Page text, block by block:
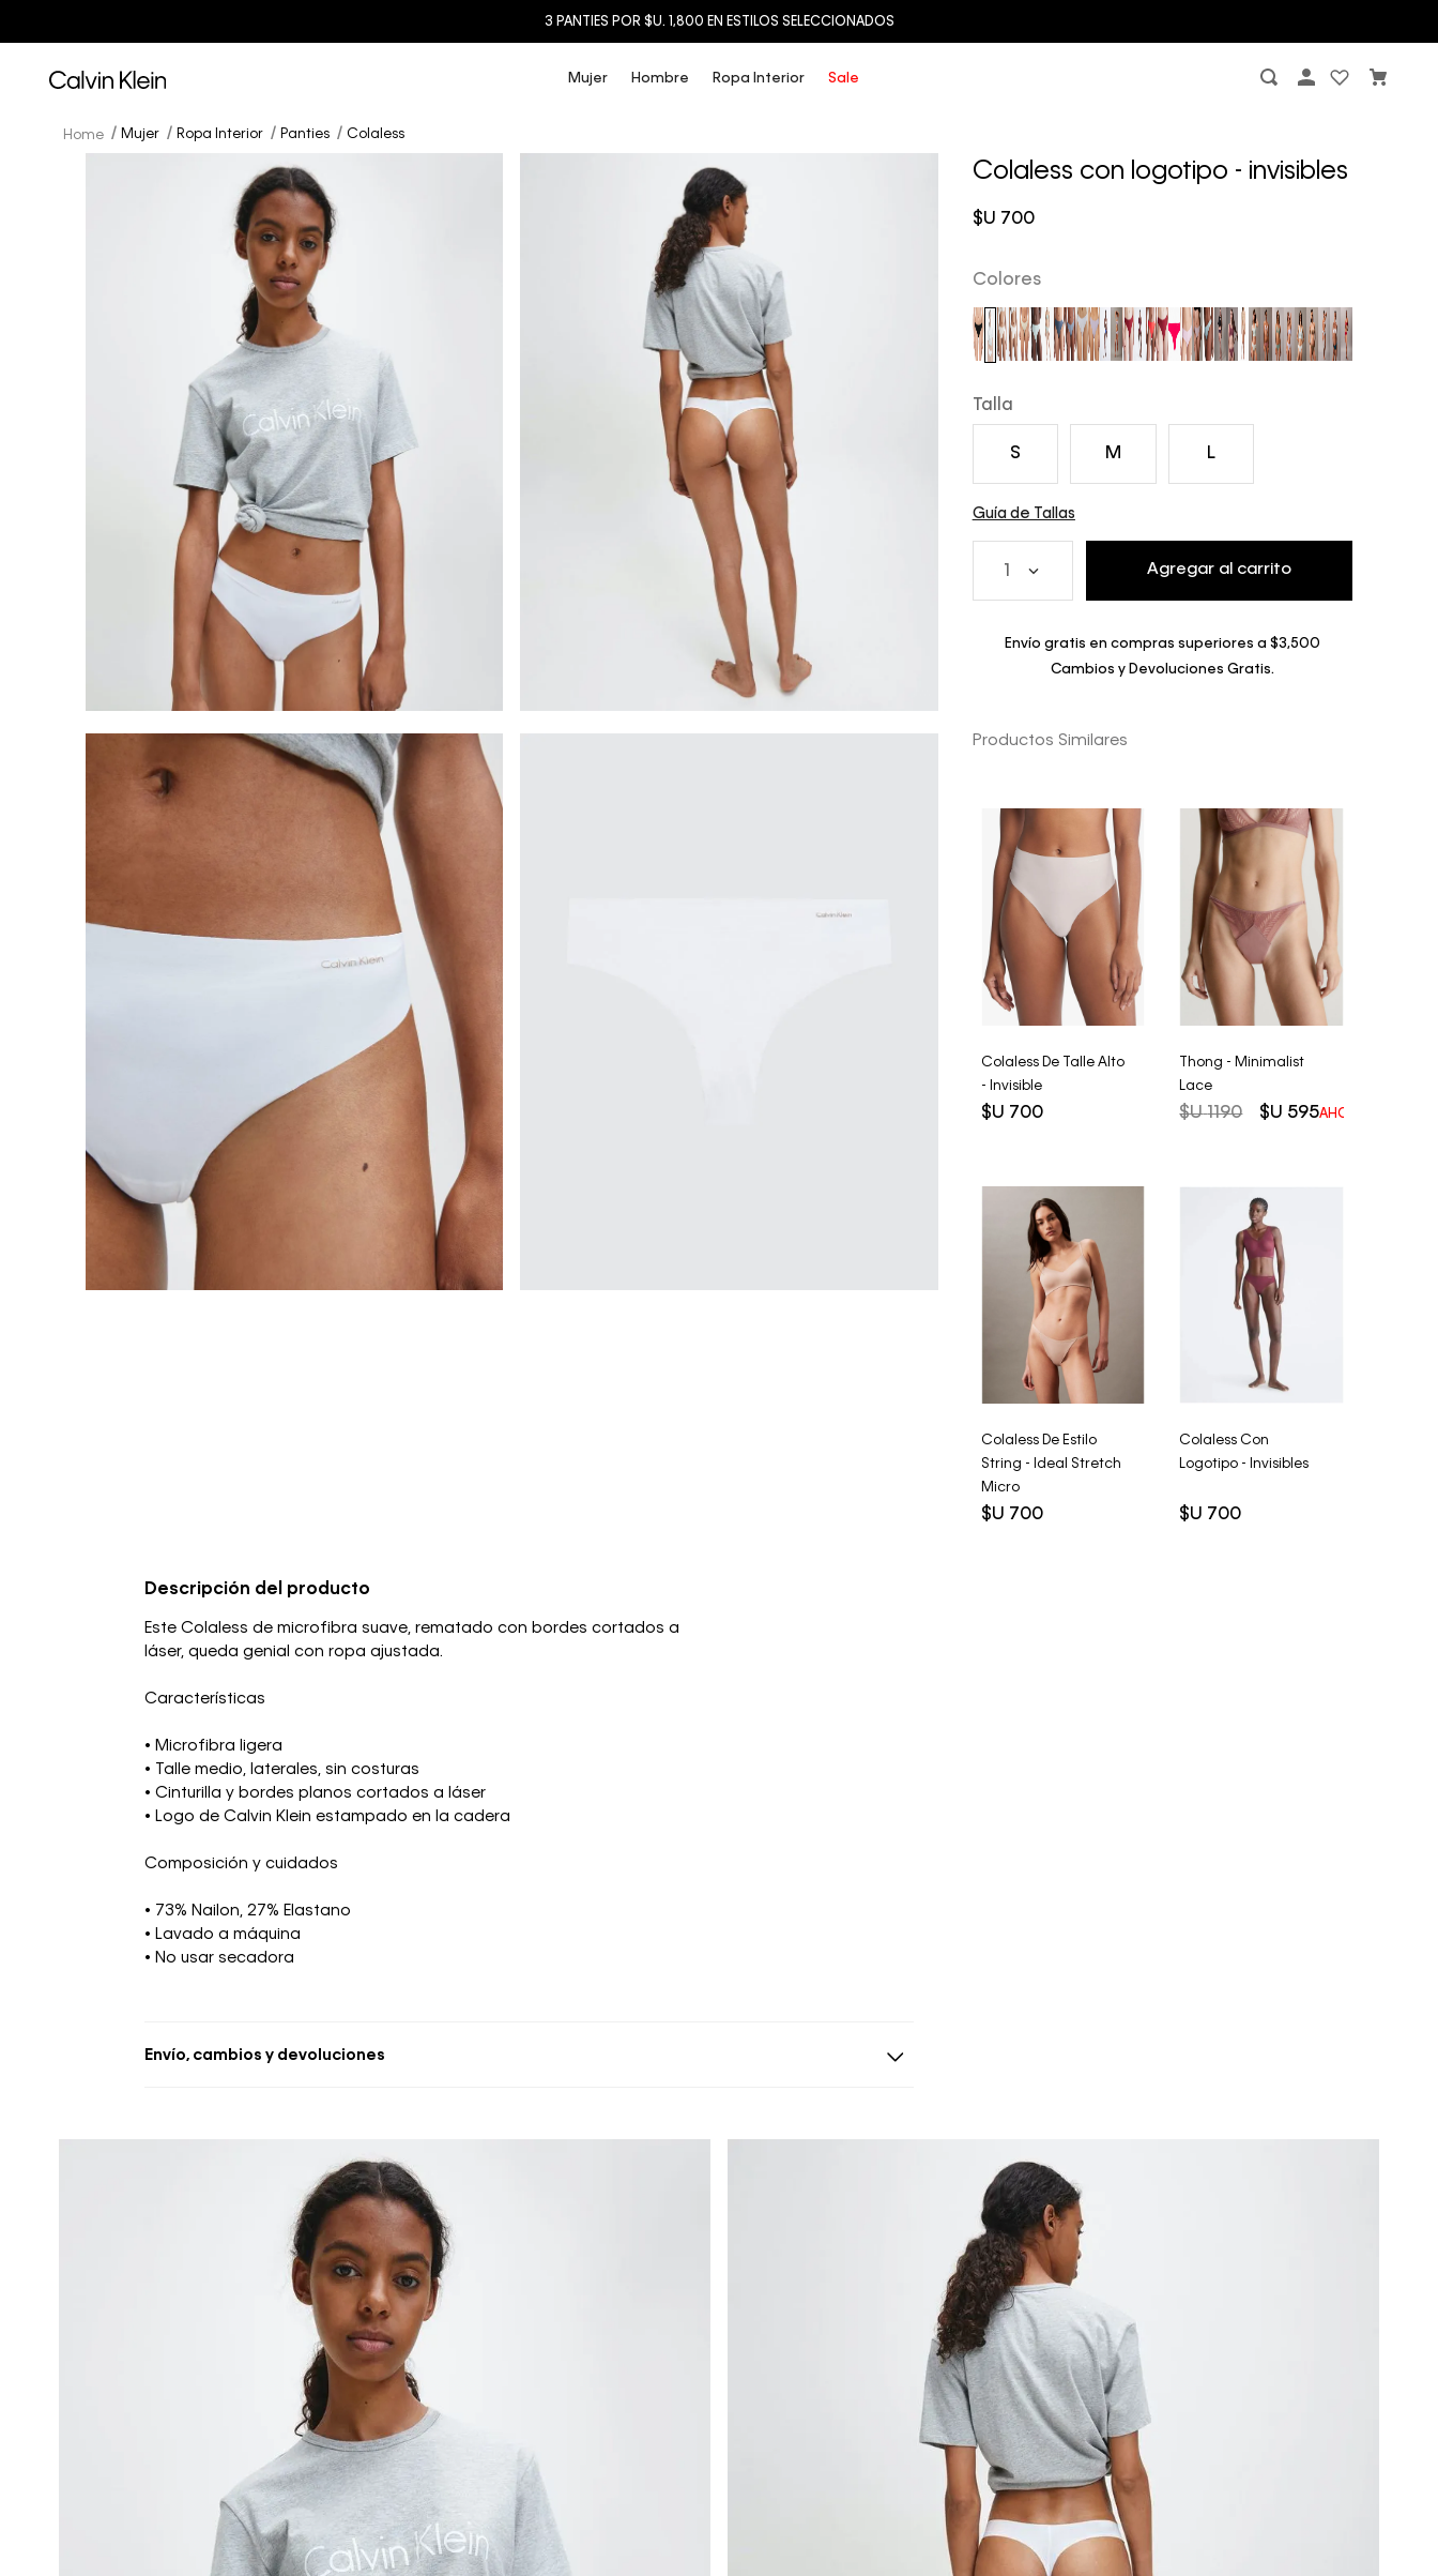
3 PANTIES POR $U. 1,800 EN ESTILOS SELECCIONADOS
Mujer Hombre Ropa Interior Sale
Mujer Ropa Interior Panties Colaless
Colaless con logotipo - invisibles
$U 700
Colores
Talla
S M L
Guía de Tallas
1 Agregar al carrito
Envío gratis en compras superiores a $3,500
Cambios y Devoluciones Gratis.
Productos Similares
Colaless De Talle Alto
- Invisible
$U 700
Thong - Minimalist
Lace
$U 1190 $U 595AHORRO DEL
Colaless De Estilo
String - Ideal Stretch
Micro
$U 700
Colaless Con
Logotipo - Invisibles
$U 700
Descripción del producto
Este Colaless de microfibra suave, rematado con bordes cortados a
láser, queda genial con ropa ajustada.
Características
• Microfibra ligera
• Talle medio, laterales, sin costuras
• Cinturilla y bordes planos cortados a láser
• Logo de Calvin Klein estampado en la cadera
Composición y cuidados
• 73% Nailon, 27% Elastano
• Lavado a máquina
• No usar secadora
Envío, cambios y devoluciones
• La primera solicitud de cambio o devolución es gratuita.
• El tiempo de reembolso de dinero varía según el método de pago y tu entidad bancaria,
pudiendo tomar hasta 10 días hábiles.
• El plazo para la devolución de compra por derecho a retracto es de hasta 10 días contados
desde la recepción del producto.